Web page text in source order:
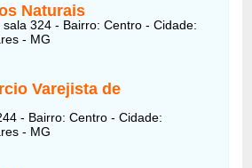
Naturais
324 - Bairro: Centro - Cidade:
- MG
Varejista de
- Bairro: Centro - Cidade:
- MG